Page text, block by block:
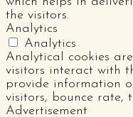
the visitors.
Analytics
Analytics
Analytical cookies
visitors interact with
provide information
visitors, bounce rate,
Advertisement